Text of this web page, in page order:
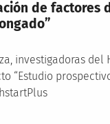
de factores
investigadoras
“Estudio